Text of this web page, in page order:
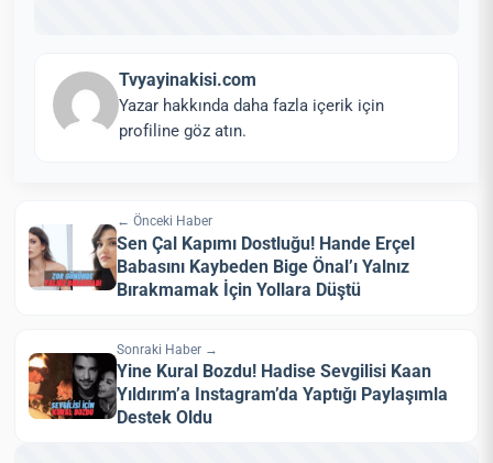
Tvyayinakisi.com
Yazar hakkında daha fazla içerik için
profiline göz atın.
← Önceki Haber
Sen Çal Kapımı Dostluğu! Hande Erçel
Babasını Kaybeden Bige Önal’ı Yalnız
Bırakmamak İçin Yollara Düştü
Sonraki Haber →
Yine Kural Bozdu! Hadise Sevgilisi Kaan
Yıldırım’a Instagram’da Yaptığı Paylaşımla
Destek Oldu